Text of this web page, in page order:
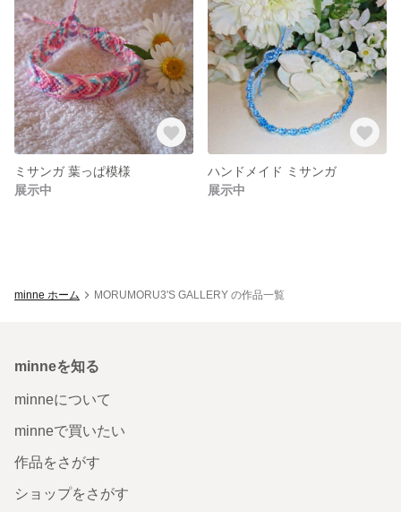
ミサンガ 葉っぱ模様
展示中
ハンドメイド ミサンガ
展示中
minne ホーム MORUMORU3'S GALLERY の作品一覧
minneを知る
minneについて
minneで買いたい
作品をさがす
ショップをさがす